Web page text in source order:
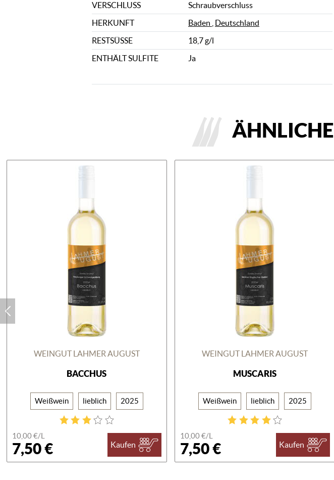
VERSCHLUSS
Schraubverschluss
HERKUNFT
Baden Deutschland
RESTSÜSSE
18,7 g/l
ENTHÄLT SULFITE
Ja
ÄHNLICHE
WEINGUT LAHMER AUGUST
BACCHUS
Weißwein lieblich 2025
10,00 €/L
7,50 € Kaufen
WEINGUT LAHMER AUGUST
MUSCARIS
Weißwein lieblich 2025
10,00 €/L
7,50 € Kaufen